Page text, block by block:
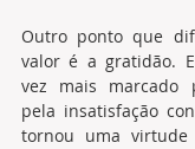
Outro ponto que
valor é a gratidão.
vez mais marcado
pela insatisfação
tornou uma